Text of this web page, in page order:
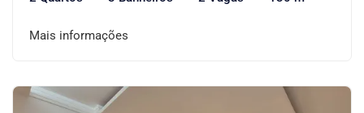
Mais informações